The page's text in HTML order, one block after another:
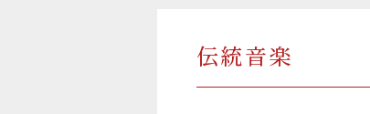
伝統音楽